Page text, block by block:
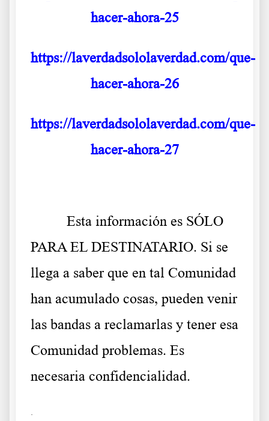
hacer-ahora-25
https://laverdadsololaverdad.com/que-
hacer-ahora-26
https://laverdadsololaverdad.com/que-
hacer-ahora-27
Esta información es SÓLO
PARA EL DESTINATARIO. Si se
llega a saber que en tal Comunidad
han acumulado cosas, pueden venir
las bandas a reclamarlas y tener esa
Comunidad problemas. Es
necesaria confidencialidad.